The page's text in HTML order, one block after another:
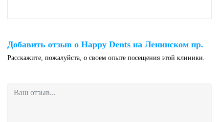
Добавить отзыв о Happy Dents на Ленинском пр.
Расскажите, пожалуйста, о своем опыте посещения этой клиники.